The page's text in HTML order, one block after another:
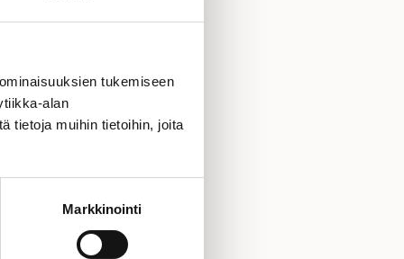
tukemiseen
alan
tietoja muihin tietoihin, joita
Markkinointi